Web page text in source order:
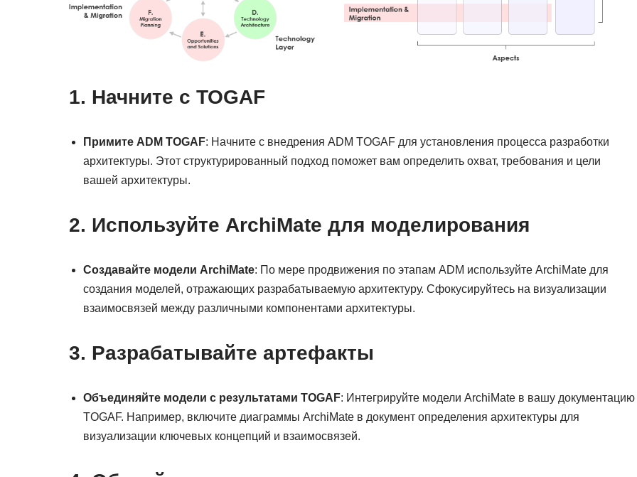
1. Начните с TOGAF
Примите ADM TOGAF: Начните с внедрения ADM TOGAF для установления процесса разработки
архитектуры. Этот структурированный подход поможет вам определить охват, требования и цели
вашей архитектуры.
2. Используйте ArchiMate для моделирования
Создавайте модели ArchiMate: По мере продвижения по этапам ADM используйте ArchiMate для
создания моделей, отражающих разрабатываемую архитектуру. Сфокусируйтесь на визуализации
взаимосвязей между различными компонентами архитектуры.
3. Разрабатывайте артефакты
Объединяйте модели с результатами TOGAF: Интегрируйте модели ArchiMate в вашу документацию
TOGAF. Например, включите диаграммы ArchiMate в документ определения архитектуры для
визуализации ключевых концепций и взаимосвязей.